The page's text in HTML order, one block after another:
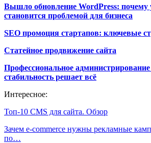
Вышло обновление WordPress: почему
становится проблемой для бизнеса
SEO промоция стартапов: ключевые
Статейное продвижение сайта
Профессиональное администрирование
стабильность решает всё
Интересное:
Топ-10 CMS для сайта. Обзор
Зачем e-commerce нужны рекламные
по…